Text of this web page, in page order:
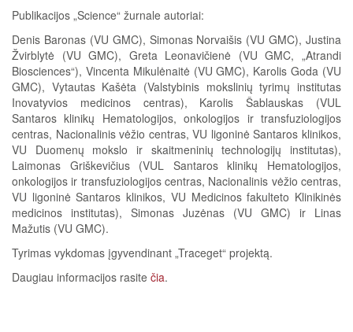
Publikacijos „Science“ žurnale autoriai:
Denis Baronas (VU GMC), Simonas Norvaišis (VU GMC), Justina
Žvirblytė (VU GMC), Greta Leonavičienė (VU GMC, „Atrandi
Biosciences“), Vincenta Mikulėnaitė (VU GMC), Karolis Goda (VU
GMC), Vytautas Kašėta (Valstybinis mokslinių tyrimų institutas
Inovatyvios medicinos centras), Karolis Šablauskas (VUL
Santaros klinikų Hematologijos, onkologijos ir transfuziologijos
centras, Nacionalinis vėžio centras, VU ligoninė Santaros klinikos,
VU Duomenų mokslo ir skaitmeninių technologijų institutas),
Laimonas Griškevičius (VUL Santaros klinikų Hematologijos,
onkologijos ir transfuziologijos centras, Nacionalinis vėžio centras,
VU ligoninė Santaros klinikos, VU Medicinos fakulteto Klinikinės
medicinos institutas), Simonas Juzėnas (VU GMC) ir Linas
Mažutis (VU GMC).
Tyrimas vykdomas įgyvendinant „Traceget“ projektą.
Daugiau informacijos rasite čia.